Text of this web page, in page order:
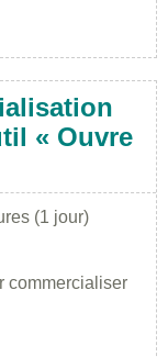
« Ouvre
(1 jour)
commercialiser